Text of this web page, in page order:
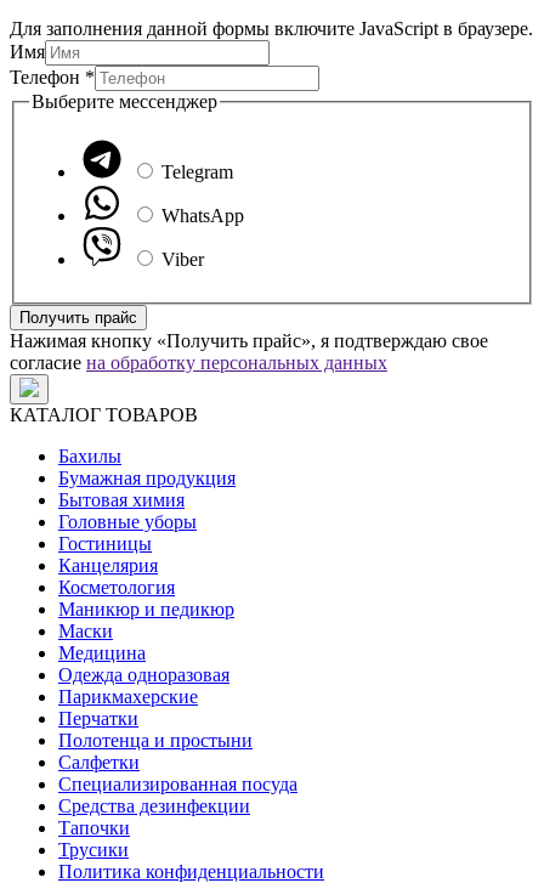
Для заполнения данной формы включите JavaScript в браузере.
Имя
мессенджер
Выберите
Телефон *
Выберите мессенджер
Telegram
WhatsApp
Viber
Получить прайс
Нажимая кнопку «Получить прайс», я подтверждаю свое
согласие на обработку персональных данных
КАТАЛОГ ТОВАРОВ
Бахилы
Бумажная продукция
Бытовая химия
Головные уборы
Гостиницы
Канцелярия
Косметология
Маникюр и педикюр
Маски
Медицина
Одежда одноразовая
Парикмахерские
Перчатки
Полотенца и простыни
Салфетки
Специализированная посуда
Средства дезинфекции
Тапочки
Трусики
Политика конфиденциальности